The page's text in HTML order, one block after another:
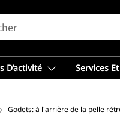
D’activité Services
Godets: à l'arrière de la pelle